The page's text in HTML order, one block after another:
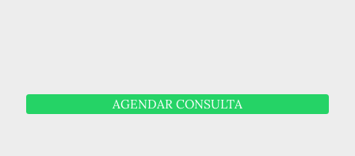
AGENDAR CONSULTA